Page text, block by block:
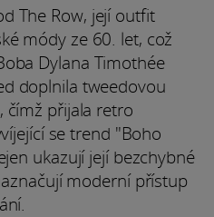
The Row, její outfit
módy ze 60. let, což
Dylana Timothée
doplnila tweedovou
čímž přijala retro
se trend "Boho
ukazují její bezchybné
moderní přístup